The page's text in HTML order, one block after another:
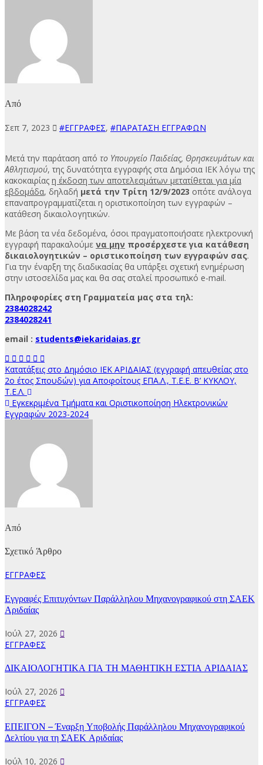
Από
Σεπ 7, 2023 #ΕΓΓΡΑΦΕΣ, #ΠΑΡΑΤΑΣΗ ΕΓΓΡΑΦΩΝ
Μετά την παράταση από το Υπουργείο Παιδείας, Θρησκευμάτων και
Αθλητισμού, της δυνατότητα εγγραφής στα Δημόσια ΙΕΚ λόγω της
κακοκαιρίας η έκδοση των αποτελεσμάτων μετατίθεται για μία
εβδομάδα, δηλαδή μετά την Τρίτη 12/9/2023 οπότε ανάλογα
επαναπρογραμματίζεται η οριστικοποίηση των εγγραφών –
κατάθεση δικαιολογητικών.
Με βάση τα νέα δεδομένα, όσοι πραγματοποιήσατε ηλεκτρονική
εγγραφή παρακαλούμε να μην προσέρχεστε για κατάθεση
δικαιολογητικών – οριστικοποίηση των εγγραφών σας.
Για την έναρξη της διαδικασίας θα υπάρξει σχετική ενημέρωση
στην ιστοσελίδα μας και θα σας σταλεί προσωπικό e-mail.
Πληροφορίες στη Γραμματεία μας στα τηλ:
2384028242
2384028241
email : students@iekaridaias.gr
Πλοήγηση
άρθρων
Κατατάξεις στο Δημόσιο ΙΕΚ ΑΡΙΔΑΙΑΣ (εγγραφή απευθείας στο
2ο έτος Σπουδών) για Αποφοίτους ΕΠΑ.Λ., Τ.Ε.Ε. Β’ ΚΥΚΛΟΥ,
Τ.Ε.Λ.
Εγκεκριμένα Τμήματα και Οριστικοποίηση Ηλεκτρονικών
Εγγραφών 2023-2024
Από
Σχετικό Άρθρο
ΕΓΓΡΑΦΕΣ
Εγγραφές Επιτυχόντων Παράλληλου Μηχανογραφικού στη ΣΑΕΚ
Αριδαίας
Ιούλ 27, 2026
ΕΓΓΡΑΦΕΣ
ΔΙΚΑΙΟΛΟΓΗΤΙΚΑ ΓΙΑ ΤΗ ΜΑΘΗΤΙΚΗ ΕΣΤΙΑ ΑΡΙΔΑΙΑΣ
Ιούλ 27, 2026
ΕΓΓΡΑΦΕΣ
ΕΠΕΙΓΟΝ – Έναρξη Υποβολής Παράλληλου Μηχανογραφικού
Δελτίου για τη ΣΑΕΚ Αριδαίας
Ιούλ 10, 2026